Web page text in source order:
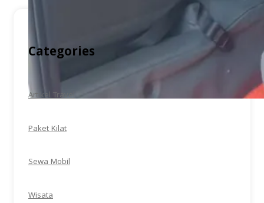
Categories
Artikel Travel
Paket Kilat
Sewa Mobil
Wisata